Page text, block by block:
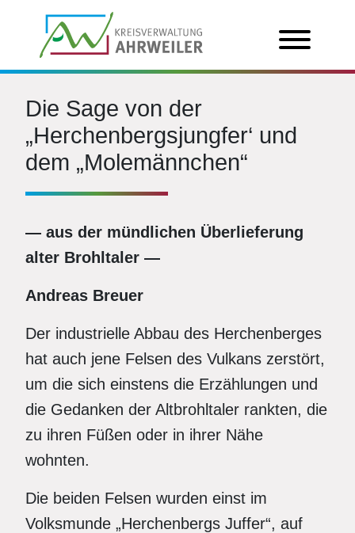
Die Sage von der
„Herchenbergsjungfer‘ und
dem „Molemännchen“
— aus der mündlichen Überlieferung
alter Brohltaler —
Andreas Breuer
Der industrielle Abbau des Herchenberges
hat auch jene Felsen des Vulkans zerstört,
um die sich einstens die Erzählungen und
die Gedanken der Altbrohltaler rankten, die
zu ihren Füßen oder in ihrer Nähe
wohnten.
Die beiden Felsen wurden einst im
Volksmunde „Herchenbergs Juffer“, auf